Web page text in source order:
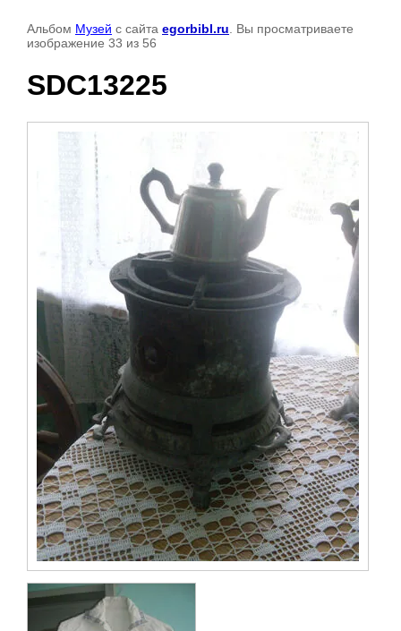
Альбом Музей с сайта egorbibl.ru . Вы просматриваете
изображение 33 из 56
SDC13225